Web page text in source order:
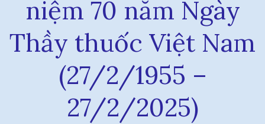
niệm 70 năm Ngày
Thầy thuốc Việt Nam
(27/2/1955 –
27/2/2025)